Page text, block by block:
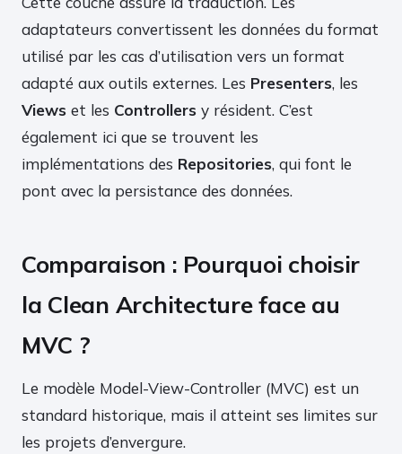
adaptateurs convertissent les données du format
utilisé par les cas d’utilisation vers un format
adapté aux outils externes. Les Presenters, les
Views et les Controllers y résident. C’est
également ici que se trouvent les
implémentations des Repositories, qui font le
pont avec la persistance des données.
Comparaison : Pourquoi choisir
la Clean Architecture face au
MVC ?
Le modèle Model-View-Controller (MVC) est un
standard historique, mais il atteint ses limites sur
les projets d’envergure.